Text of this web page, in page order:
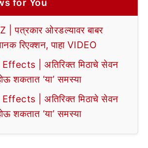
for You
| पत्रकार ओरडल्यावर बाबर
रिएक्शन, पाहा VIDEO
| अतिरिक्त मिठाचे सेवन
शकतात ‘या’ समस्या
| अतिरिक्त मिठाचे सेवन
शकतात ‘या’ समस्या